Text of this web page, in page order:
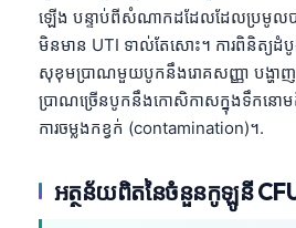
ឡើង បន្ទាប់ពីសំណាកដដែលដែលប្រមូលបា
មិនមាន UTI ទាល់តែសោះ។ ការពិនិត្យដំ
សុខុមប្រាណមួយបូកនឹងរោគសញ្ញា បង្ហា
ប្រាណច្រើនបូកនឹងកោសិកាសក្នុងទឹកនោម
ការចម្លងកខ្វក់ (contamination)។.
អត្ថន័យពិតនៃចំនួនកូឡូនី